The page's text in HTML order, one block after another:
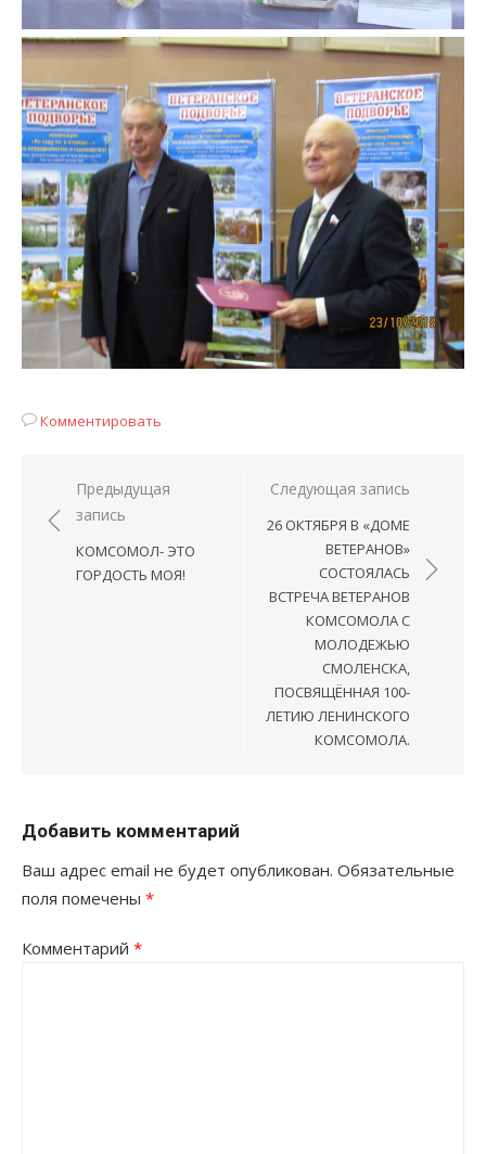
Комментировать
Навигация
по
записям
Предыдущая
запись
КОМСОМОЛ- ЭТО
ГОРДОСТЬ МОЯ!
Следующая запись
26 ОКТЯБРЯ В «ДОМЕ
ВЕТЕРАНОВ»
СОСТОЯЛАСЬ
ВСТРЕЧА ВЕТЕРАНОВ
КОМСОМОЛА С
МОЛОДЕЖЬЮ
СМОЛЕНСКА,
ПОСВЯЩЁННАЯ 100-
ЛЕТИЮ ЛЕНИНСКОГО
КОМСОМОЛА.
Добавить комментарий
Ваш адрес email не будет опубликован. Обязательные
поля помечены *
Комментарий *